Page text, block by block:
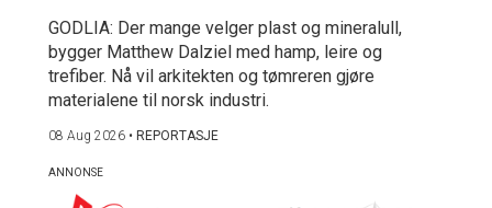
GODLIA: Der mange velger plast og mineralull,
bygger Matthew Dalziel med hamp, leire og
trefiber. Nå vil arkitekten og tømreren gjøre
materialene til norsk industri.
08 Aug 2026 • REPORTASJE